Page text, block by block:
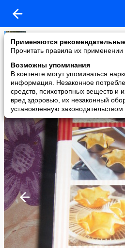
Применяются
Прочитать правила их
Возможны упоминания
В контенте могут упоминаться
информация. Незаконное
средств, психотропных веществ и
вред здоровью, их незаконный
установленную законодательством
вау
added a photo
04 Mar в 21:27